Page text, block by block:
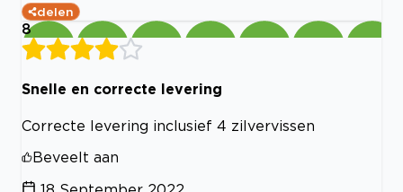
delen
8
Snelle en correcte levering
Correcte levering inclusief 4 zilvervissen
Beveelt aan